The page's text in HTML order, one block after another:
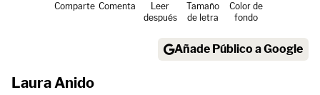
Comparte Comenta
Leer
después
Tamaño
de letra
Color de
fondo
Añade Público a Google
Laura Anido